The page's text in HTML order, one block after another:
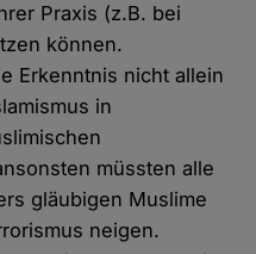
Praxis (z.B. bei
können.
Erkenntnis nicht allein
in
müssten alle
gläubigen Muslime
neigen.